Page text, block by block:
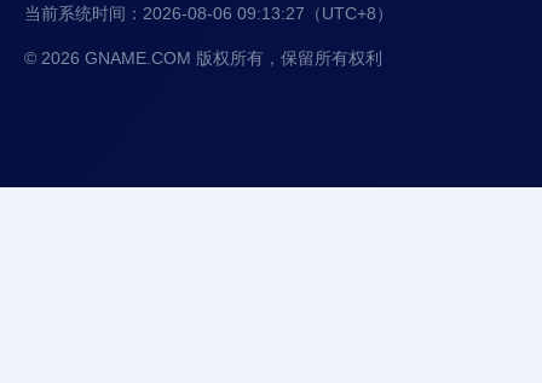
当前系统时间： 2026-08-06 09:13:28 （UTC+8）
© 2026 GNAME.COM 版权所有，保留所有权利